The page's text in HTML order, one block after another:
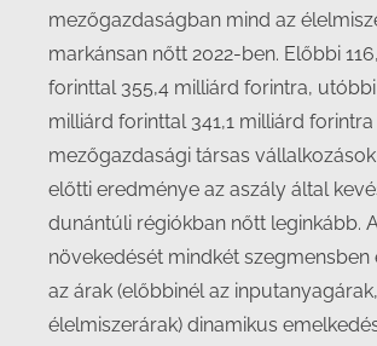
mezőgazdaságban mind az
markánsan nőtt 2022-ben. Előbbi
forinttal 355,4 milliárd forintra, utóbbi
milliárd forinttal 341,1 milliárd
mezőgazdasági társas
előtti eredménye az aszály által
dunántúli régiókban nőtt leginkább.
növekedését mindkét szegmensben
az árak (előbbinél az
élelmiszerárak) dinamikus